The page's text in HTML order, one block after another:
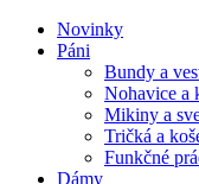
Novinky
Páni
Bundy a
Nohavice a
Mikiny a
Tričká a
Funkčné
Dámy